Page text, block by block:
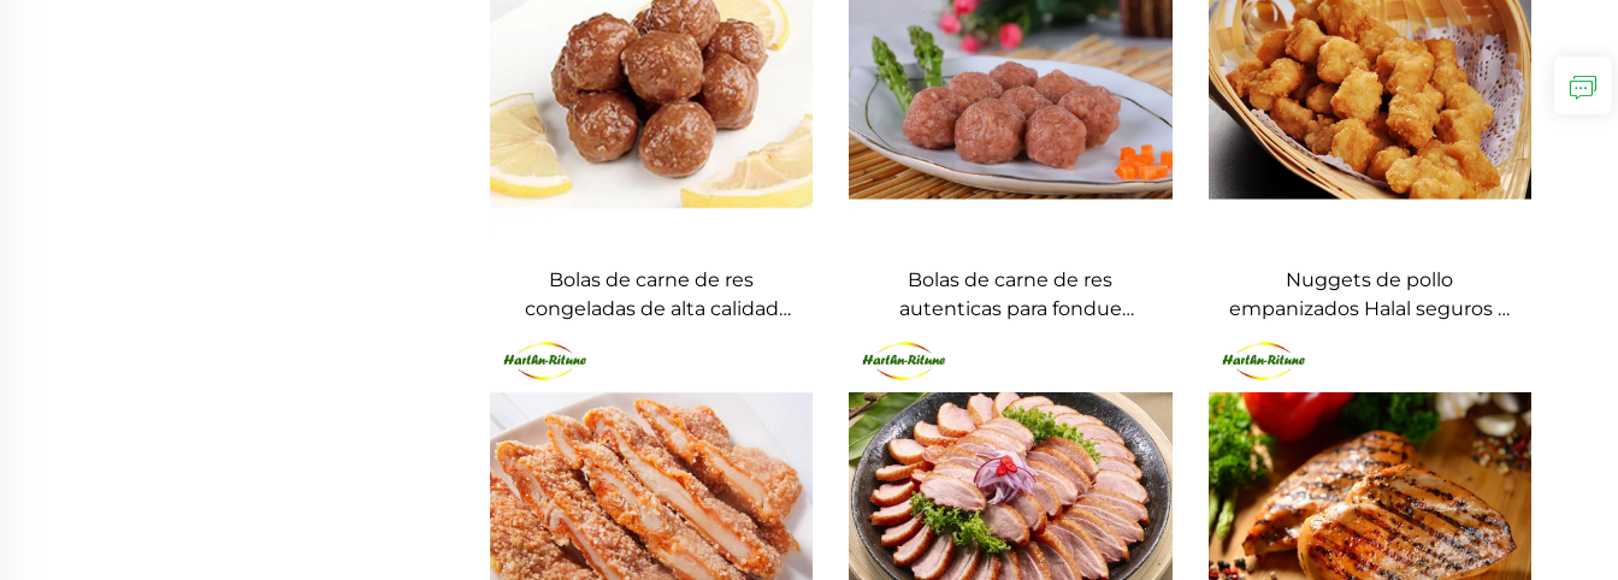
Bolas de carne de res
congeladas de alta calidad
para fondue y barbacoa
Bolas de carne de res
autenticas para fondue
especialidad para parrilla
Nuggets de pollo
empanizados Halal seguros e